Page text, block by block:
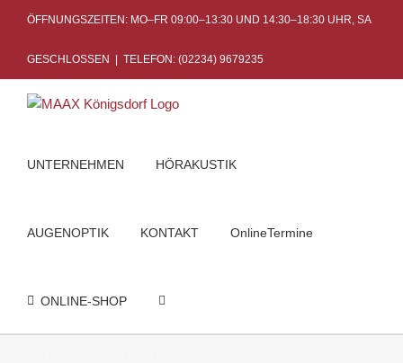
content
ÖFFNUNGSZEITEN: MO–FR 09:00–13:30 UND 14:30–18:30 UHR, SA
GESCHLOSSEN TELEFON: (02234) 9679235
UNTERNEHMEN HÖRAKUSTIK
AUGENOPTIK KONTAKT OnlineTermine
ONLINE-SHOP